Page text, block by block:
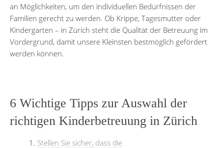
an Möglichkeiten, um den individuellen Bedürfnissen der
Familien gerecht zu werden. Ob Krippe, Tagesmutter oder
Kindergarten – in Zürich steht die Qualität der Betreuung im
Vordergrund, damit unsere Kleinsten bestmöglich gefördert
werden können.
6 Wichtige Tipps zur Auswahl der
richtigen Kinderbetreuung in Zürich
Stellen Sie sicher, dass die